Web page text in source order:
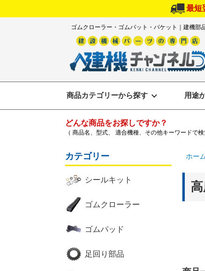
最短
ゴムクローラー・ゴムパット・バケット｜建機部
商品カテゴリーから探す 用途
どんな商品をお探しですか？
（ 商品名、型式、 適合機種、その他キーワードで検
カテゴリー
シールキット
ゴムクローラー
ゴムパッド
足回り部品
ホー